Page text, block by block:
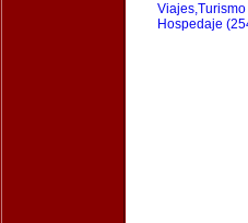
Viajes,Turismo
Hospedaje